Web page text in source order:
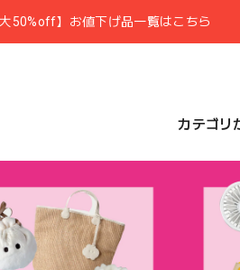
大50%off】お値下げ品一覧はこちら
カテゴリ